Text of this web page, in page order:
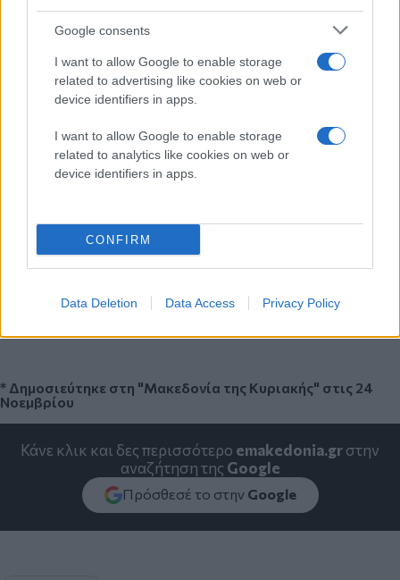
Google consents
I want to allow Google to enable storage
related to advertising like cookies on web or
device identifiers in apps.
I want to allow Google to enable storage
related to analytics like cookies on web or
device identifiers in apps.
CONFIRM
Data Deletion Data Access Privacy Policy
Εκείνο το βράδυ ήταν όλα τέλεια. Ο Στέφανος ήταν πολύ
πολύ χαρούμενος. Θα πρέπει, όμως, τώρα να βρει και λίγο
χρόνο για να συνειδητοποιήσει τον τόσο μεγάλο άθλο που
πέτυχε. Πιο όμορφο συναίσθημα είναι δύσκολο να νιώσεις.
Δυστυχώς, υπάρχουν πολλές υποχρεώσεις για τον Στέφανο,
αλλά το επόμενο διάστημα θα έχει την ευκαιρία να
ξεκουραστεί και να το χαρεί όσο μπορεί.
«Μοναχικός ο δρόμος προς την κορυφή»
Πρόεδρος της Δημοκρατίας, Προκόπης Παυλόπουλος. Του
είχε πει ότι είναι μοναχικός ο δρόμος προς την κορυφή και
πρέπει να αντέξεις αυτήν τη μοναξιά. Ίσως είναι και πιο
δύσκολο από το να κερδίζεις τους αντιπάλους σου στο
για να μείνει κανείς ταπεινός και πρέπει να μάθει να
εμπιστεύεται τους ανθρώπους που είναι κοντά του. Ο
* Δημοσιεύτηκε στη "Μακεδονία της Κυριακής" στις 24
Νοεμβρίου
Κάνε κλικ και δες περισσότερο emakedonia.grστην
αναζήτηση της Google
Πρόσθεσέ το στην Google